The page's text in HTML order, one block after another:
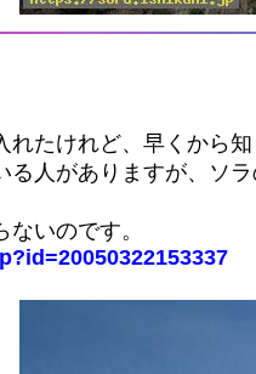
たけれど、早くから
人がありますが、ソ
いのです。